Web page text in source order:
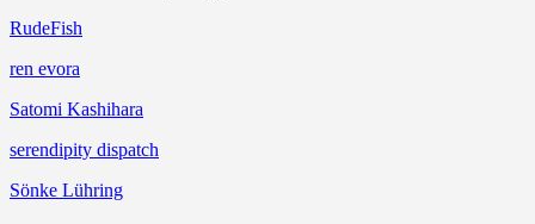
RudeFish
ren evora
Satomi Kashihara
serendipity dispatch
Sönke Lühring